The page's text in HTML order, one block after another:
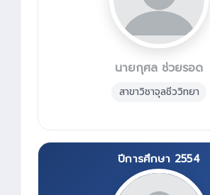
นายกุศล ช่วยรอด
สาขาวิชาจุลชีววิทยา
ปีการศึกษา 2554